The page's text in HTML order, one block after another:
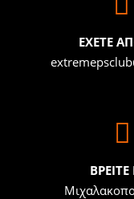
ΕΧΕΤΕ